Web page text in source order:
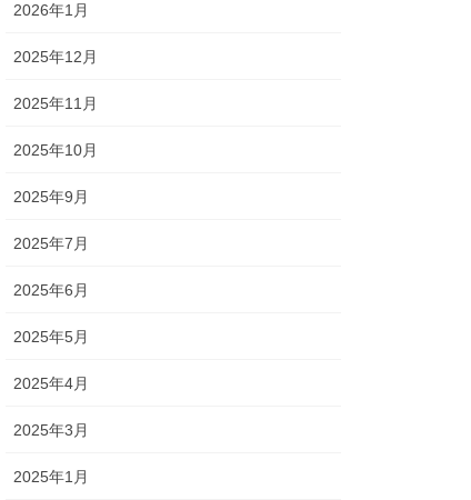
2026年1月
2025年12月
2025年11月
2025年10月
2025年9月
2025年7月
2025年6月
2025年5月
2025年4月
2025年3月
2025年1月